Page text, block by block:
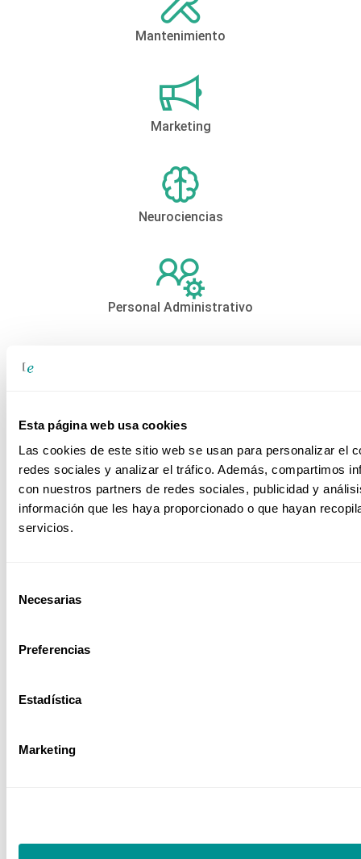
Esta página web usa cookies
Las cookies de este sitio web se usan para personalizar el
redes sociales y analizar el tráfico. Además, compartimos
con nuestros partners de redes sociales, publicidad y
información que les haya proporcionado o que hayan
servicios.
Necesarias
Preferencias
Estadística
Marketing
Mantenimiento
Marketing
Neurociencias
Personal Administrativo
SAP Empresa